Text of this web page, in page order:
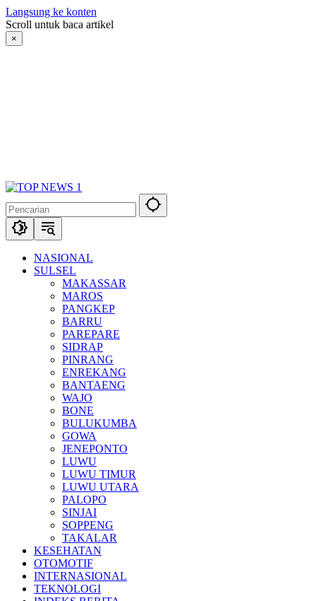
Langsung ke konten
Scroll untuk baca artikel
×
NASIONAL
SULSEL
MAKASSAR
MAROS
PANGKEP
BARRU
PAREPARE
SIDRAP
PINRANG
ENREKANG
BANTAENG
WAJO
BONE
BULUKUMBA
GOWA
JENEPONTO
LUWU
LUWU TIMUR
LUWU UTARA
PALOPO
SINJAI
SOPPENG
TAKALAR
KESEHATAN
OTOMOTIF
INTERNASIONAL
TEKNOLOGI